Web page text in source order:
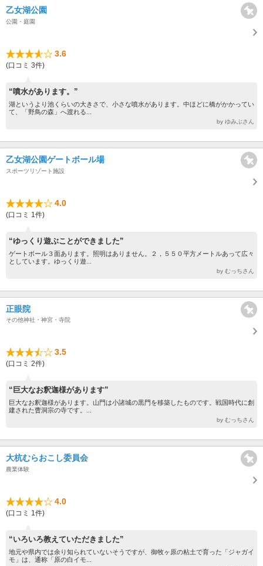
乙女湖公園
公園・庭園
3.6
(口コミ 3件)
“噴水があります。”
湖というより池くらいの大きさで、小さな噴水があります。中ほどに橋がかかってい
て、「野鳥の森」へ渡れる...
by ゆみぶさん
乙女湖公園ゲートボール場
スポーツリゾート施設
4.0
(口コミ 1件)
“ゆっくり遊ぶことができました”
ゲートボール３面あります。照明はありません。２，５５０平方メートルあって広々
としています。ゆっくり遊...
by むっちさん
正眼院
その他神社・神宮・寺院
3.5
(口コミ 2件)
“巨大なお釈迦様があります”
巨大なお釈迦様があります。山門は小諸城の黒門を移築したものです。戦国時代に創
建された曹洞宗の寺です。...
by むっちさん
大杭むらおこし委員会
農業体験
4.0
(口コミ 1件)
“いろいろ教えていただきました”
地元や県内では余り知られていないそうですが、御牧ヶ原の粘土で育った「ジャガイ
モ」は、通称「原の白イモ...